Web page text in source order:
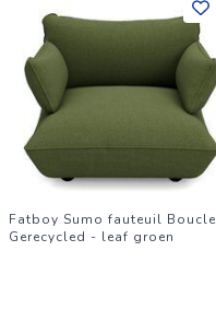
Fatboy Sumo fauteuil Boucle
Gerecycled - leaf groen